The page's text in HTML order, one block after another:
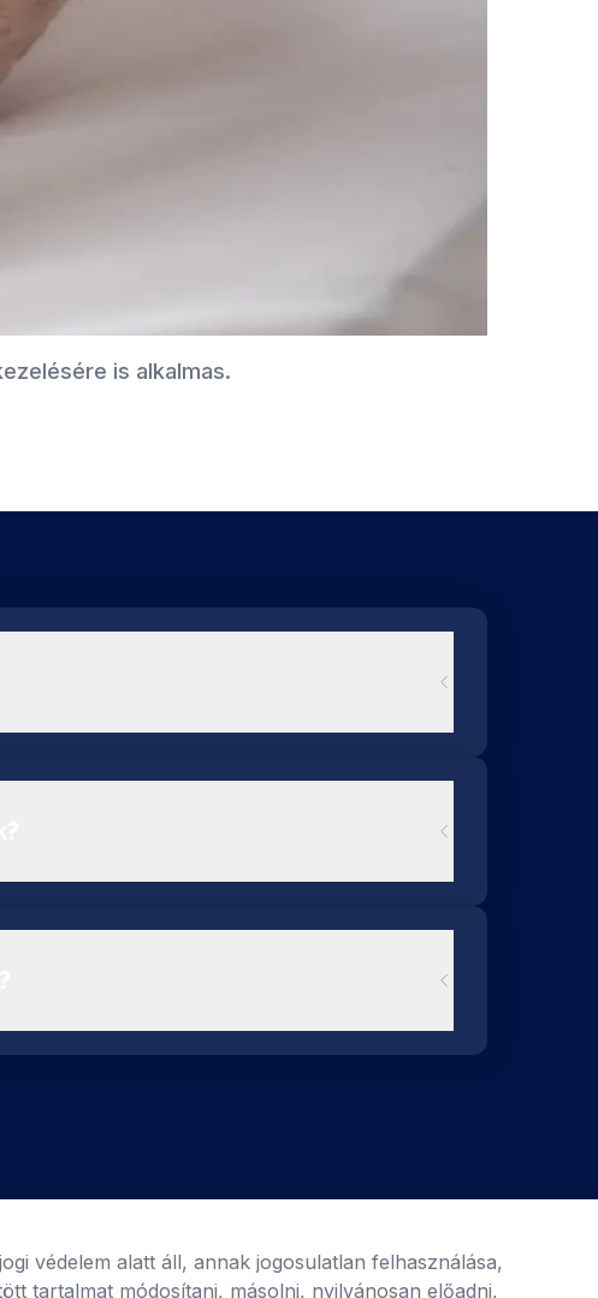
is alkalmas.
védelem alatt áll, annak jogosulatlan felhasználása,
tartalmat módosítani, másolni, nyilvánosan előadni,